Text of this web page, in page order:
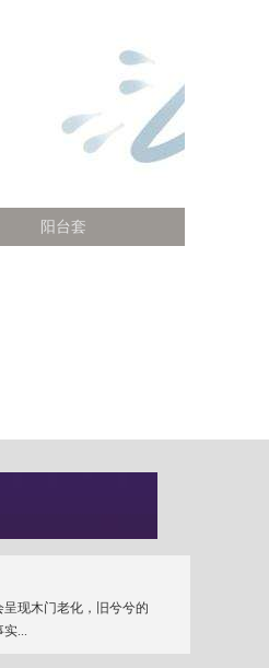
阳台套
现木门老化，旧兮兮的
...